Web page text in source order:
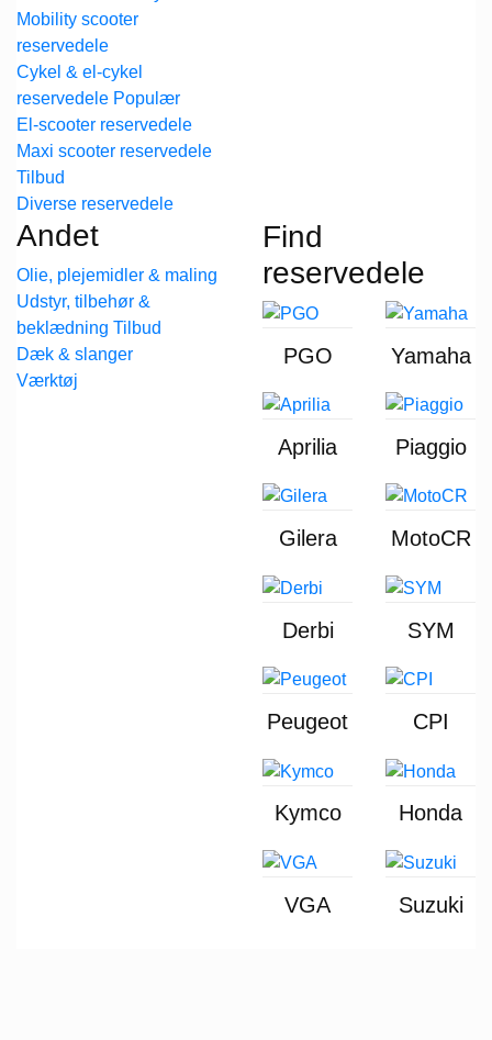
Mobility scooter
reservedele
Cykel & el-cykel
reservedele
El-scooter reservedele
Maxi scooter reservedele
Diverse reservedele
Andet
Olie, plejemidler & maling
Udstyr, tilbehør &
beklædning
Dæk & slanger
Værktøj
Find
reservedele
PGO Yamaha
Aprilia Piaggio
Gilera MotoCR
Derbi SYM
Peugeot CPI
Kymco Honda
VGA Suzuki